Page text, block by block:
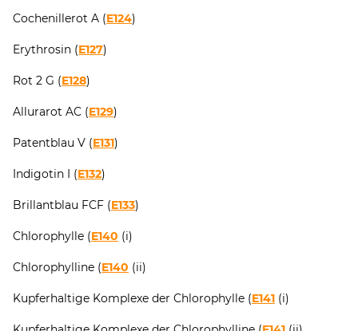
Cochenillerot A (E124)
Erythrosin (E127)
Rot 2 G (E128)
Allurarot AC (E129)
Patentblau V (E131)
Indigotin I (E132)
Brillantblau FCF (E133)
Chlorophylle (E140 (i)
Chlorophylline (E140 (ii)
Kupferhaltige Komplexe der Chlorophylle (E141 (i)